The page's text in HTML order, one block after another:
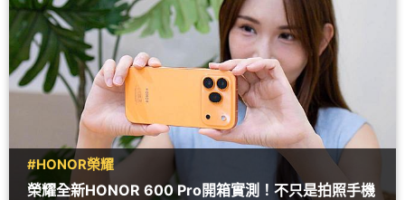
#HONOR榮耀
榮耀全新HONOR 600 Pro開箱實測！不只是拍照手機